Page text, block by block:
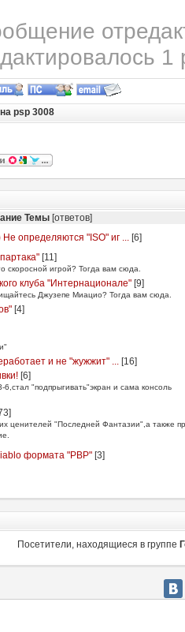
1
psp 3008
Темы [ответов]
определяются "ISO" иг ...[6]
[11]
скоросной игрой? Тогда вам сюда.
клуба "Интернационале"[9]
Джузепе Миацио? Тогда вам сюда.
[4]
и не "жужжит" ...[16]
[6]
"подпрыгивать"экран и сама консоль
]
ценителей "Последней Фантазии",а также
формата "PBP"[3]
Посетители, находящиеся в группе